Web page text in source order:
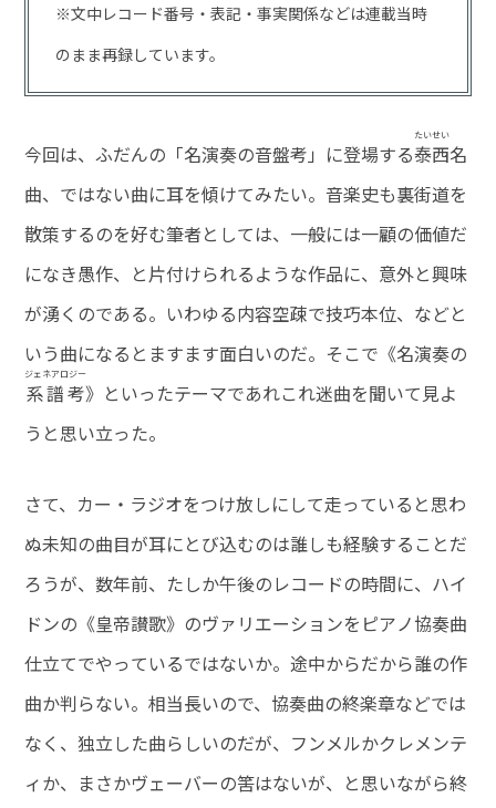
※文中レコード番号・表記・事実関係などは連載当時
のまま再録しています。
今回は、ふだんの「名演奏の音盤考」に登場する泰西
たいせい
名
曲、ではない曲に耳を傾けてみたい。音楽史も裏街道を
散策するのを好む筆者としては、一般には一顧の価値だ
になき愚作、と片付けられるような作品に、意外と興味
が湧くのである。いわゆる内容空疎で技巧本位、などと
いう曲になるとますます面白いのだ。そこで《名演奏の
系譜考
ジェネアロジー
》といったテーマであれこれ迷曲を聞いて見よ
うと思い立った。
さて、カー・ラジオをつけ放しにして走っていると思わ
ぬ未知の曲目が耳にとび込むのは誰しも経験することだ
ろうが、数年前、たしか午後のレコードの時間に、ハイ
ドンの《皇帝讃歌》のヴァリエーションをピアノ協奏曲
仕立てでやっているではないか。途中からだから誰の作
曲か判らない。相当長いので、協奏曲の終楽章などでは
なく、独立した曲らしいのだが、フンメルかクレメンテ
ィか、まさかヴェーバーの筈はないが、と思いながら終